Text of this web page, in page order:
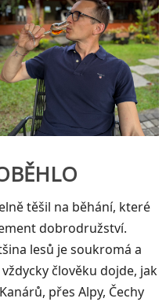
těšil na běhání, které
dobrodružství.
lesů je soukromá a
člověku dojde, jak
přes Alpy, Čechy